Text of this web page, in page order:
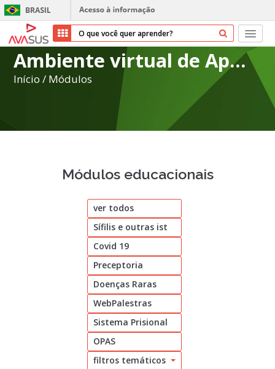
Início
Parceiros
Transparência
Repositório
Ajuda
Entrar
Cadastrar
pt_br
Ambiente virtual de Aprendizagem do SUS
Início / Módulos
Módulos educacionais
ver todos
Sífilis e outras ist
Covid 19
Preceptoria
Doenças Raras
WebPalestras
Sistema Prisional
OPAS
filtros temáticos